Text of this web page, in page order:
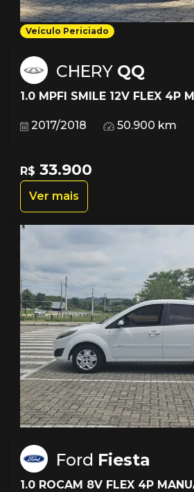
Veículo Periciado
CHERY QQ
1.0 MPFI SMILE 12V FLEX 4P
2017/2018 50.900 km
R$ 33.900
Ver mais
Ford Fiesta
1.0 ROCAM 8V FLEX 4P